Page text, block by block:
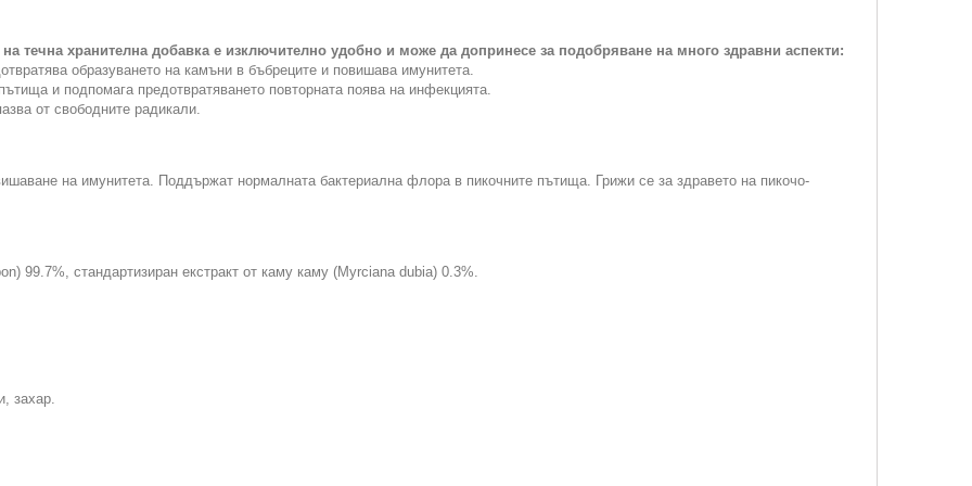
течна хранителна добавка е изключително удобно и може да допринесе за подобряване на много здравни аспекти:
образуването на камъни в бъбреците и повишава имунитета.
и подпомага предотвратяването повторната поява на инфекцията.
от свободните радикали.
на имунитета. Поддържат нормалната бактериална флора в пикочните пътища. Грижи се за здравето на пикочо-
99.7%, стандартизиран екстракт от каму каму (Myrciana dubia) 0.3%.
захар.